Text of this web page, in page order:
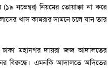
নভেম্বর) নিয়মের তোয়াক্কা না করে
খাস কামরার সামনে চলে যান তার
মহানগর দায়রা জজ আদালতের
বিরুদ্ধে। এমনকি আদালতে অদিতের